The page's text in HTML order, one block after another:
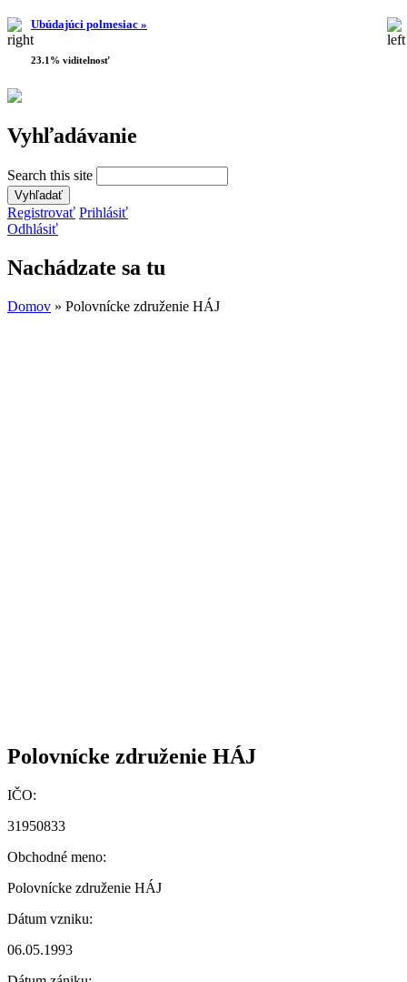
Ubúdajúci polmesiac »
23.1% viditelnosť
Vyhľadávanie
Search this site
Registrovať Prihlásiť
Odhlásiť
Nachádzate sa tu
Domov » Polovnícke združenie HÁJ
Polovnícke združenie HÁJ
IČO:
31950833
Obchodné meno:
Polovnícke združenie HÁJ
Dátum vzniku:
06.05.1993